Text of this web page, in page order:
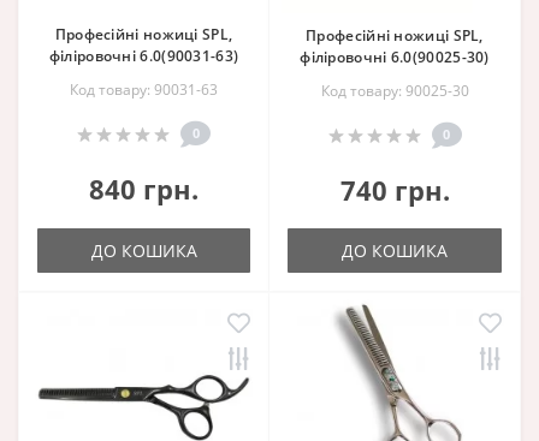
Професійні ножиці SPL,
філіровочні 6.0(90031-63)
Код товару: 90031-63
0
840 грн.
ДО КОШИКА
Професійні ножиці SPL,
філіровочні 6.0(90025-30)
Код товару: 90025-30
0
740 грн.
ДО КОШИКА